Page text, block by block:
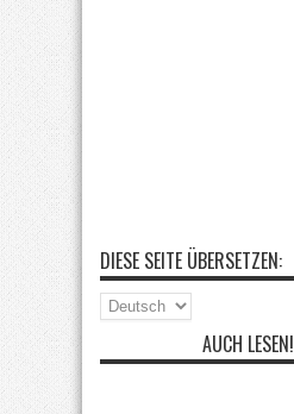
DIESE SEITE ÜBERSETZEN:
AUCH LESEN!